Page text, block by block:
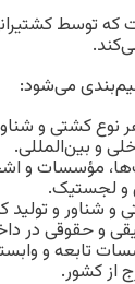
با سال ۱۴۰۳ این
می‌شود:
هر نوع کشتی و
و بین‌المللی.
مؤسسات و
و لجستیک.
و شناور و
و حقوقی در
تابعه و
از کشور.